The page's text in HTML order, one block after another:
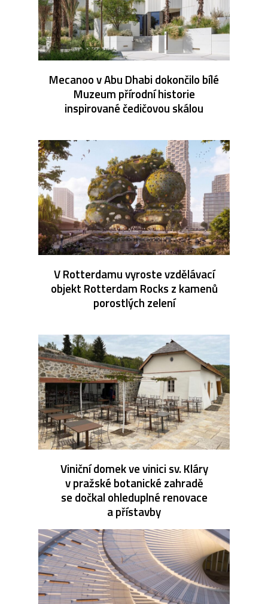
Mecanoo v Abu Dhabi dokončilo bílé
Muzeum přírodní historie
inspirované čedičovou skálou
V Rotterdamu vyroste vzdělávací
objekt Rotterdam Rocks z kamenů
porostlých zelení
Viniční domek ve vinici sv. Kláry
v pražské botanické zahradě
se dočkal ohleduplné renovace
a přístavby